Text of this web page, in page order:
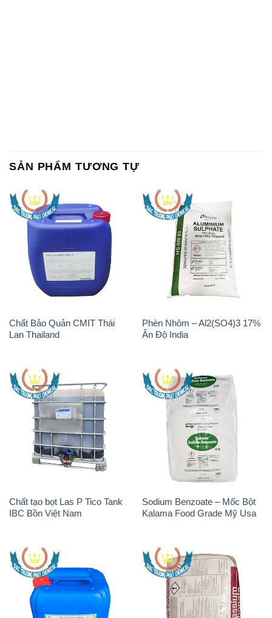
SẢN PHẨM TƯƠNG TỰ
Chất Bảo Quản CMIT Thái
Lan Thailand
Phèn Nhôm – Al2(SO4)3 17%
Ấn Độ India
Chất tạo bọt Las P Tico Tank
IBC Bồn Việt Nam
Sodium Benzoate – Mốc Bột
Kalama Food Grade Mỹ Usa